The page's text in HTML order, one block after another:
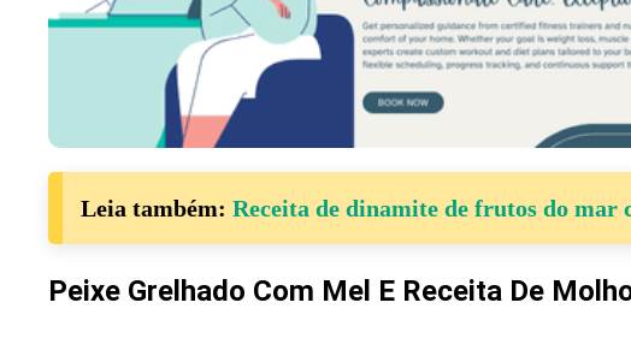
Leia também: Receita de dinamite de frutos do mar
Peixe Grelhado Com Mel E Receita De